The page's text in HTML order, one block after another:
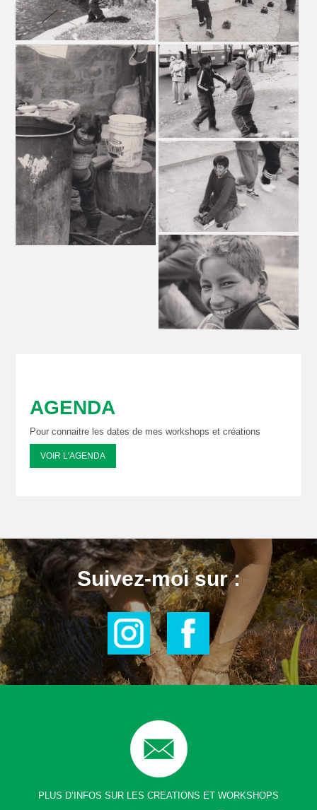
AGENDA
Pour connaitre les dates de mes workshops et créations
VOIR L'AGENDA
Suivez-moi sur :
PLUS D’INFOS SUR LES CREATIONS ET WORKSHOPS